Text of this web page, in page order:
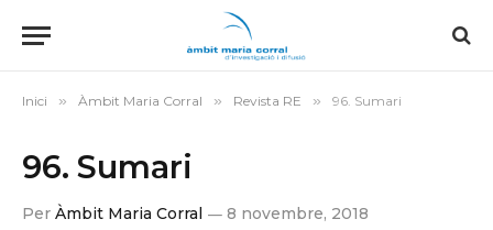
Inici » Àmbit Maria Corral » Revista RE » 96. Sumari
96. Sumari
Per Àmbit Maria Corral 8 novembre, 2018